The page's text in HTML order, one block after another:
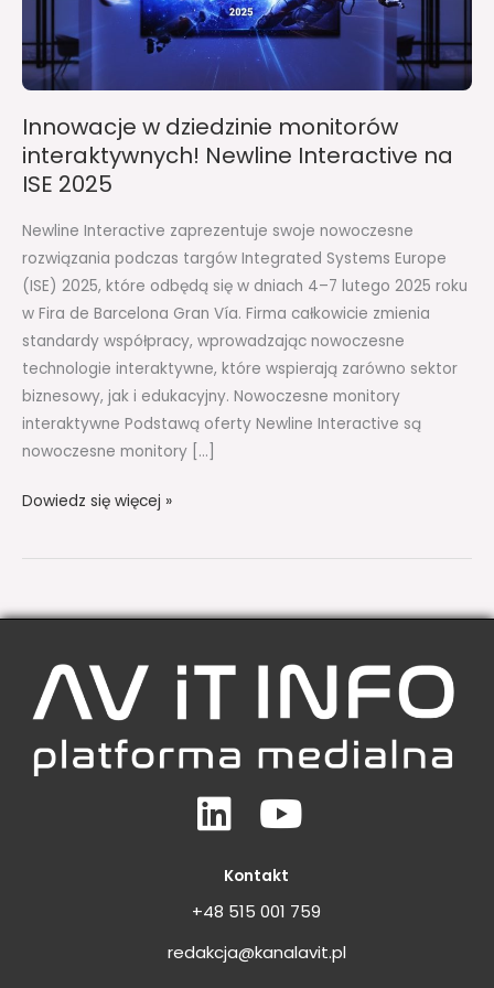
Innowacje w dziedzinie monitorów
interaktywnych! Newline Interactive na
ISE 2025
Newline Interactive zaprezentuje swoje nowoczesne
rozwiązania podczas targów Integrated Systems Europe
(ISE) 2025, które odbędą się w dniach 4–7 lutego 2025 roku
w Fira de Barcelona Gran Vía. Firma całkowicie zmienia
standardy współpracy, wprowadzając nowoczesne
technologie interaktywne, które wspierają zarówno sektor
biznesowy, jak i edukacyjny. Nowoczesne monitory
interaktywne Podstawą oferty Newline Interactive są
nowoczesne monitory […]
Interactive
na
2025
Dowiedz się więcej »
LinkedinYoutube
Kontakt
+48 515 001 759
redakcja@kanalavit.pl